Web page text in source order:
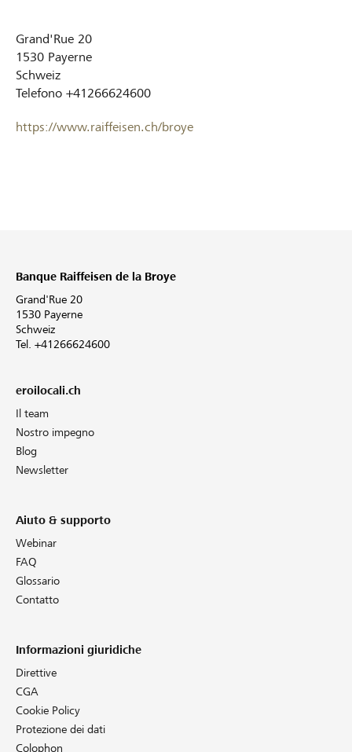
Grand'Rue 20
1530 Payerne
Schweiz
Telefono +41266624600
https://www.raiffeisen.ch/broye
Banque Raiffeisen de la Broye
Grand'Rue 20
1530 Payerne
Schweiz
Tel. +41266624600
eroilocali.ch
Il team
Nostro impegno
Blog
Newsletter
Aiuto & supporto
Webinar
FAQ
Glossario
Contatto
Informazioni giuridiche
Direttive
CGA
Cookie Policy
Protezione dei dati
Colophon